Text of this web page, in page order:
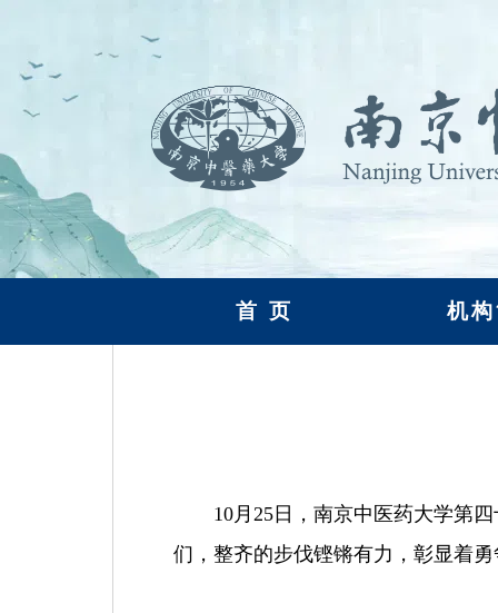
首 页 机
10月 25日，南京中医药大学第
们，整齐的步伐铿锵有力，彰显着